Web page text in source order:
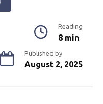
Reading
8 min
Published by
August 2, 2025